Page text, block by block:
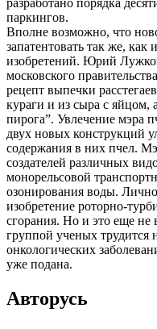
разработано порядка
паркингов.
Вполне возможно, что
запатентовать так же,
изобретений. Юрий
московского
рецепт выпечки
кураги и из сыра с яйцом,
пирога”. Увлечение мэра
двух новых конструкций
содержания в них пчел.
создателей различных
монорельсовой
озонирования воды.
изобретение роторно-
сгорания. Но и это еще не
группой ученых трудится
онкологических
уже подана.
Авторусь